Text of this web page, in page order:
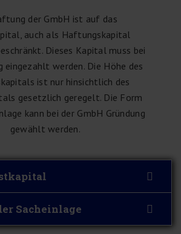
der GmbH ist auf das
auch als Haftungskapital
Dieses Kapital muss bei
eingezahlt werden. Die Höhe des
ist nur hinsichtlich des
gesetzlich geregelt. Die Form
kann bei der GmbH Gründung
gewählt werden.
Sacheinlage